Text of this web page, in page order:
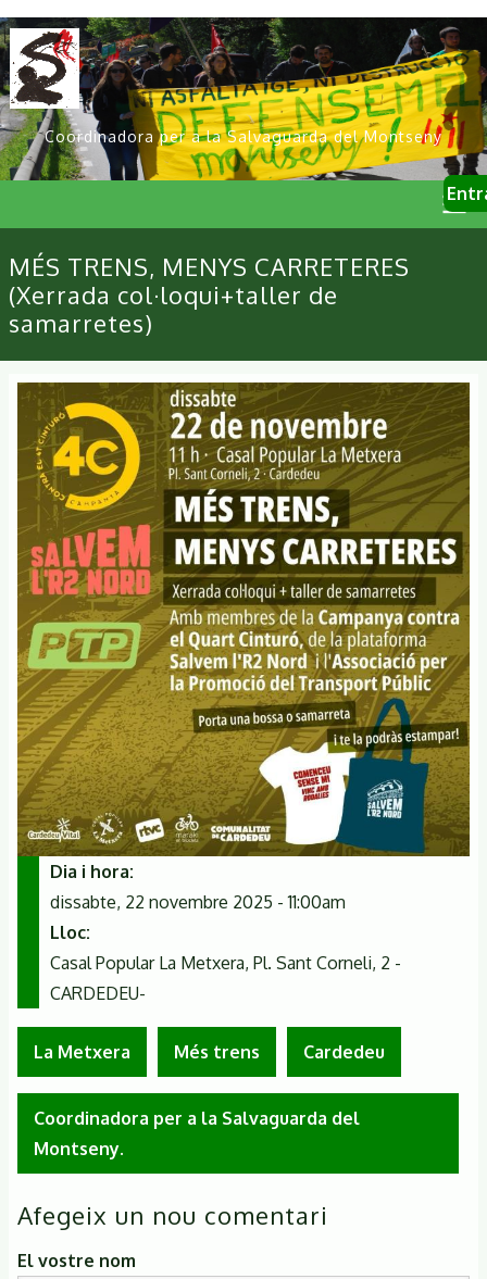
Vés
al
contingut
Coordinadora per a la Salvaguarda del Montseny
User
Primary
links
MÉS TRENS, MENYS CARRETERES
(Xerrada col·loqui+taller de
samarretes)
Dia i hora
dissabte, 22 novembre 2025 - 11:00am
Lloc
Casal Popular La Metxera, Pl. Sant Corneli, 2 -
CARDEDEU-
La Metxera Més trens Cardedeu
Coordinadora per a la Salvaguarda del
Montseny.
Afegeix un nou comentari
El vostre nom